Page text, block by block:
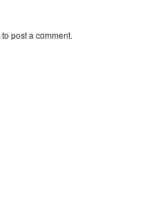
to post a comment.